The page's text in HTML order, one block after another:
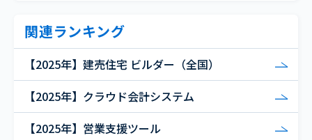
関連ランキング
【2025年】建売住宅 ビルダー（全国）
【2025年】クラウド会計システム
【2025年】営業支援ツール